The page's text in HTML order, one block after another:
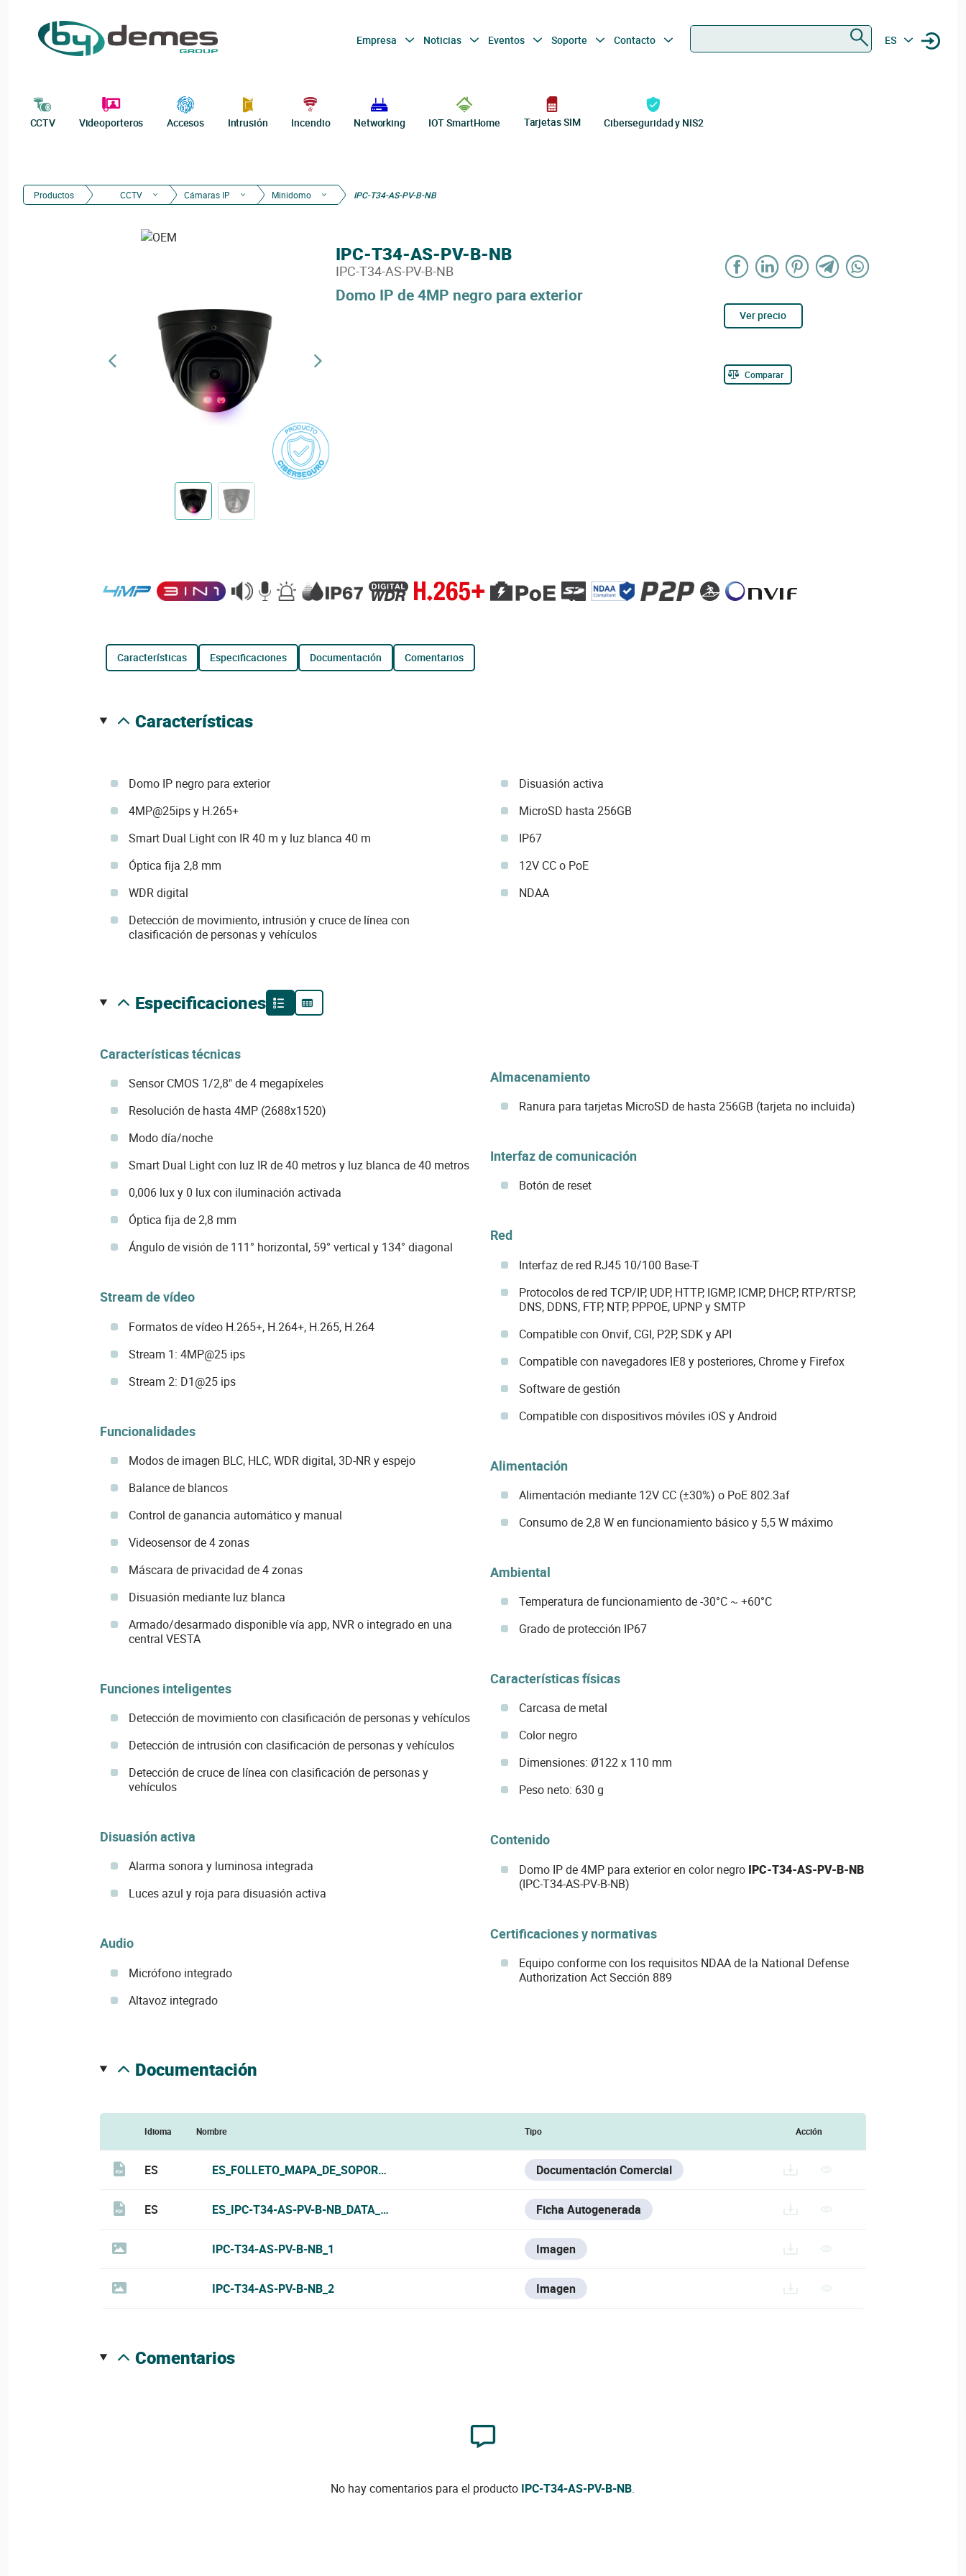
Empresa Noticias Eventos Soporte Contacto ES
CCTV Videoporteros Accesos Intrusión Incendio Networking IOT SmartHome Tarjetas SIM Ciberseguridad y NIS2
Productos CCTV Cámaras IP Minidomo IPC-T34-AS-PV-B-NB
Domo IP de 4MP negro para exterior
IPC-T34-AS-PV-B-NB
IPC-T34-AS-PV-B-NB
Ver precio
Comparar
características especificaciones documentación comentarios
características
Domo IP negro para exterior
4MP@25ips y H.265+
Smart Dual Light con IR 40 m y luz blanca 40 m
Óptica fija 2,8 mm
WDR digital
Detección de movimiento, intrusión y cruce de línea con
clasificación de personas y vehículos
Disuasión activa
MicroSD hasta 256GB
IP67
12V CC o PoE
NDAA
especificaciones
Características técnicas
Sensor CMOS 1/2,8" de 4 megapíxeles
Resolución de hasta 4MP (2688x1520)
Modo día/noche
Smart Dual Light con luz IR de 40 metros y luz blanca de 40 metros
0,006 lux y 0 lux con iluminación activada
Óptica fija de 2,8 mm
Ángulo de visión de 111° horizontal, 59° vertical y 134° diagonal
Stream de vídeo
Formatos de vídeo H.265+, H.264+, H.265, H.264
Stream 1: 4MP@25 ips
Stream 2: D1@25 ips
Funcionalidades
Modos de imagen BLC, HLC, WDR digital, 3D-NR y espejo
Balance de blancos
Control de ganancia automático y manual
Videosensor de 4 zonas
Máscara de privacidad de 4 zonas
Disuasión mediante luz blanca
Armado/desarmado disponible vía app, NVR o integrado en una
central VESTA
Funciones inteligentes
Detección de movimiento con clasificación de personas y vehículos
Detección de intrusión con clasificación de personas y vehículos
Detección de cruce de línea con clasificación de personas y
vehículos
Disuasión activa
Alarma sonora y luminosa integrada
Luces azul y roja para disuasión activa
Audio
Micrófono integrado
Altavoz integrado
Almacenamiento
Ranura para tarjetas MicroSD de hasta 256GB (tarjeta no incluida)
Interfaz de comunicación
Botón de reset
Red
Interfaz de red RJ45 10/100 Base-T
Protocolos de red TCP/IP, UDP, HTTP, IGMP, ICMP, DHCP, RTP/RTSP,
DNS, DDNS, FTP, NTP, PPPOE, UPNP y SMTP
Compatible con Onvif, CGI, P2P, SDK y API
Compatible con navegadores IE8 y posteriores, Chrome y Firefox
Software de gestión
Compatible con dispositivos móviles iOS y Android
Alimentación
Alimentación mediante 12V CC (±30%) o PoE 802.3af
Consumo de 2,8 W en funcionamiento básico y 5,5 W máximo
Ambiental
Temperatura de funcionamiento de -30°C ~ +60°C
Grado de protección IP67
Características físicas
Carcasa de metal
Color negro
Dimensiones: Ø122 x 110 mm
Peso neto: 630 g
Contenido
Domo IP de 4MP para exterior en color negro IPC-T34-AS-PV-B-NB
(IPC-T34-AS-PV-B-NB)
Certificaciones y normativas
Equipo conforme con los requisitos NDAA de la National Defense
Authorization Act Sección 889
documentación
Idioma Nombre Tipo Acción
ES ES_FOLLETO_MAPA_DE_SOPORTES_VESTA_2026.PDF Documentación Comercial
ES ES_IPC-T34-AS-PV-B-NB_DATA_SHEET.PDF Ficha Autogenerada
IPC-T34-AS-PV-B-NB_1 Imagen
IPC-T34-AS-PV-B-NB_2 Imagen
comentarios
No hay comentarios para el producto IPC-T34-AS-PV-B-NB.